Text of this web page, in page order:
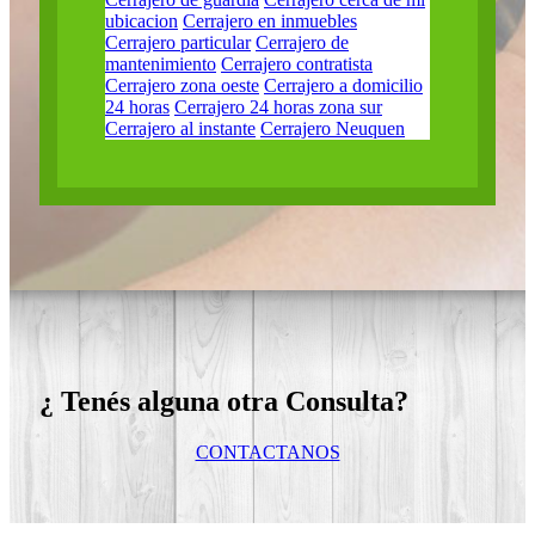
ubicacion Cerrajero en inmuebles
Cerrajero particular Cerrajero de
mantenimiento Cerrajero contratista
Cerrajero zona oeste Cerrajero a domicilio
24 horas Cerrajero 24 horas zona sur
Cerrajero al instante Cerrajero Neuquen
¿ Tenés alguna otra Consulta?
CONTACTANOS